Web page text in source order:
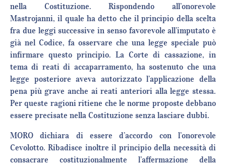
nella Costituzione. Rispondendo all’onorevole
Mastrojanni, il quale ha detto che il principio della scelta
fra due leggi successive in senso favorevole all’imputato è
già nel Codice, fa osservare che una legge speciale può
infirmare questo principio. La Corte di cassazione, in
tema di reati di accaparramento, ha sostenuto che una
legge posteriore aveva autorizzato l’applicazione della
pena più grave anche ai reati anteriori alla legge stessa.
Per queste ragioni ritiene che le norme proposte debbano
essere precisate nella Costituzione senza lasciare dubbi.
MORO dichiara di essere d’accordo con l’onorevole
Cevolotto. Ribadisce inoltre il principio della necessità di
consacrare costituzionalmente l’affermazione della